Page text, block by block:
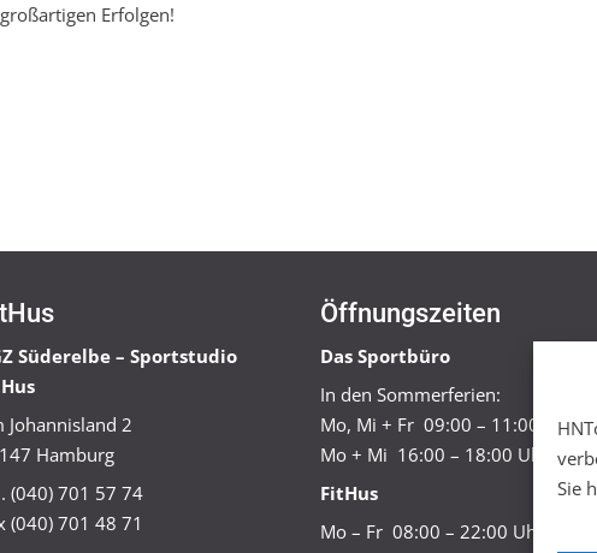
Sie
Erfolgen!
Süderelbe – Sportstudio
Johannisland 2
Hamburg
(040) 701 57 74
(040) 701 48 71
Öffnungszeiten
Das Sportbüro
In den Sommerferien:
Mo, Mi + Fr 09:00 – 11:00 Uhr
Mo + Mi 16:00 – 18:00 Uhr
FitHus
Mo – Fr 08:00 – 22:00 Uhr